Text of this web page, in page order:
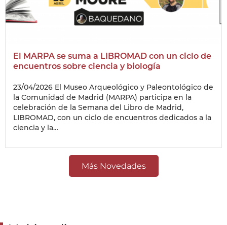
El MARPA se suma a LIBROMAD con un ciclo de
encuentros sobre ciencia y biología
23/04/2026 El Museo Arqueológico y Paleontológico de
la Comunidad de Madrid (MARPA) participa en la
celebración de la Semana del Libro de Madrid,
LIBROMAD, con un ciclo de encuentros dedicados a la
ciencia y la…
Más Novedades